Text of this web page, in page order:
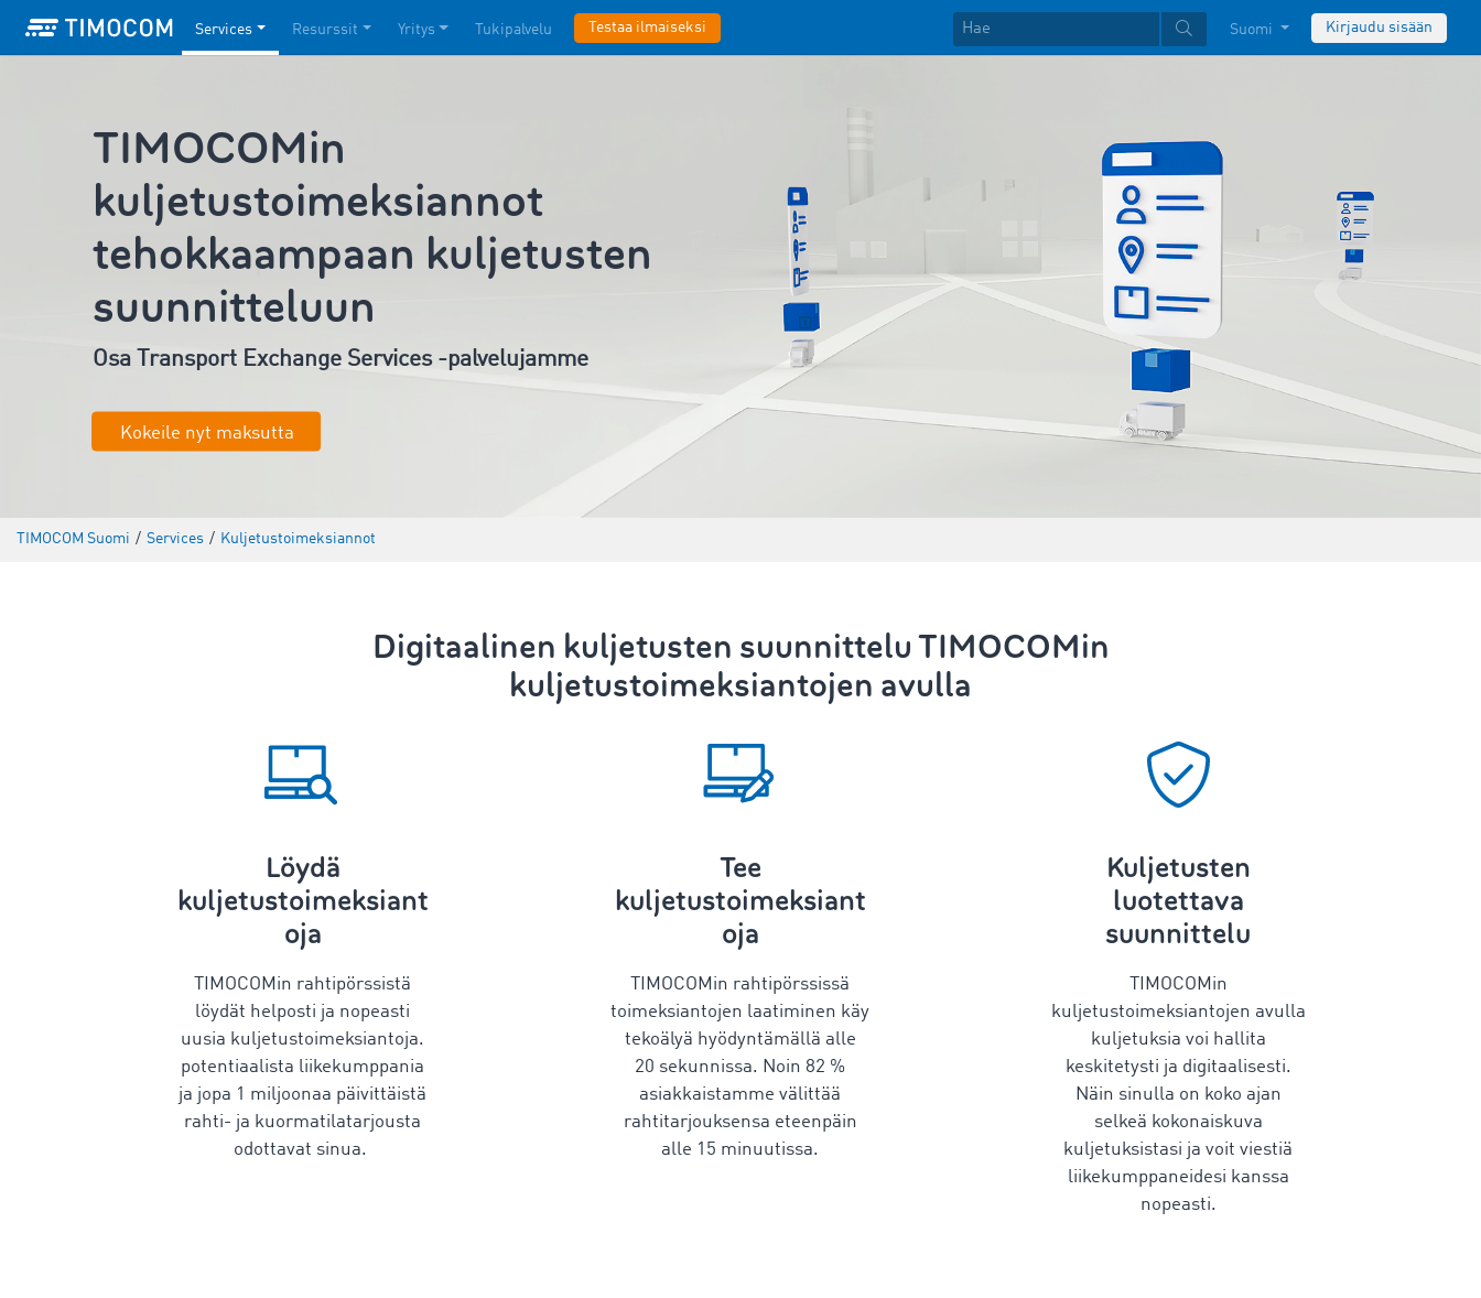
Services Resurssit Yritys Tukipalvelu Testaa ilmaiseksi Suomi Kirjaudu sisään
TIMOCOMin
kuljetustoimeksiannot
tehokkaampaan kuljetusten
suunnitteluun
Osa Transport Exchange Services -palvelujamme
Kokeile nyt maksutta
TIMOCOM Suomi / Services / Kuljetustoimeksiannot
Digitaalinen kuljetusten suunnitteluTIMOCOMin
kuljetustoimeksiantojen avulla
Löydä
kuljetustoimeksiant
oja
TIMOCOMin rahtipörssistä
löydät helposti ja nopeasti
uusia kuljetustoimeksiantoja.
potentiaalista liikekumppania
ja jopa 1 miljoonaa päivittäistä
rahti- ja kuormatilatarjousta
odottavat sinua.
Tee
kuljetustoimeksiant
oja
TIMOCOMin rahtipörssissä
toimeksiantojen laatiminen käy
tekoälyä hyödyntämällä alle
20 sekunnissa. Noin 82 %
asiakkaistamme välittää
rahtitarjouksensa eteenpäin
alle 15 minuutissa.
Kuljetusten
luotettava
suunnittelu
TIMOCOMin
kuljetustoimeksiantojen avulla
kuljetuksia voi hallita
keskitetysti ja digitaalisesti.
Näin sinulla on koko ajan
selkeä kokonaiskuva
kuljetuksistasi ja voit viestiä
liikekumppaneidesi kanssa
nopeasti.